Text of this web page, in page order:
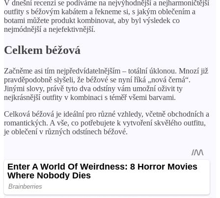
V dnešní recenzi se podíváme na nejvýhodnější a nejharmoničtější
outfity s béžovým kabátem a řekneme si, s jakým oblečením a
botami můžete produkt kombinovat, aby byl výsledek co
nejmódnější a nejefektivnější.
Celkem béžová
Začněme asi tím nejpředvídatelnějším – totální úklonou. Mnozí již
pravděpodobně slyšeli, že béžové se nyní říká „nová černá“.
Jinými slovy, právě tyto dva odstíny vám umožní oživit ty
nejkrásnější outfity v kombinaci s téměř všemi barvami.
Celková béžová je ideální pro různé vzhledy, včetně obchodních a
romantických. A vše, co potřebujete k vytvoření skvělého outfitu,
je oblečení v různých odstínech béžové.